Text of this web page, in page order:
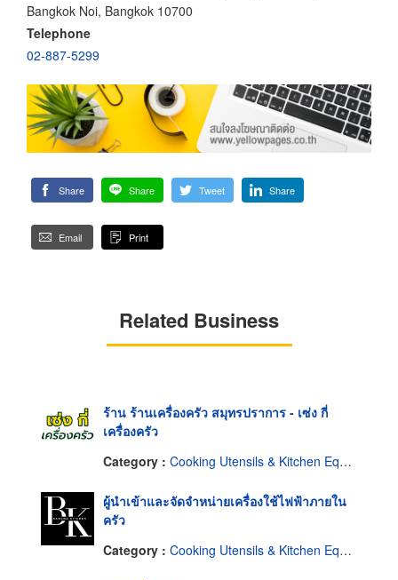
Bangkok Noi, Bangkok 10700
Telephone
02-887-5299
Share Share Tweet Share
Email Print
Related Business
ร้าน ร้านเครื่องครัว สมุทรปราการ - เซ่ง กี่
เครื่องครัว
Category : Cooking Utensils & Kitchen Equipment
ผู้นำเข้าและจัดจำหน่ายเครื่องใช้ไฟฟ้าภายใน
ครัว
Category : Cooking Utensils & Kitchen Equipment